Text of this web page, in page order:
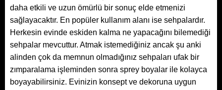
daha etkili ve uzun ömürlü bir sonuç elde etmenizi
sağlayacaktır. En popüler kullanım alanı ise sehpalardır.
Herkesin evinde eskiden kalma ne yapacağını bilemediği
sehpalar mevcuttur. Atmak istemediğiniz ancak şu anki
alinden çok da memnun olmadığınız sehpaları ufak bir
zımparalama işleminden sonra sprey boyalar ile kolayca
boyayabilirsiniz. Evinizin konsept ve dekoruna uygun